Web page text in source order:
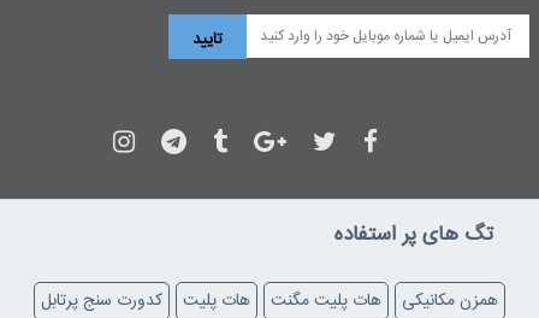
تگ های پر استفاده
همزن مکانیکی هات پلیت مگنت هات پلیت
کدورت سنج پرتابل